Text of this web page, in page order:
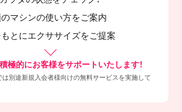
マシンの使い方をご案内
とにエクササイズをご提案
極的にお客様をサポートいたします！
別途新規入会者様向けの無料サービスを実施して